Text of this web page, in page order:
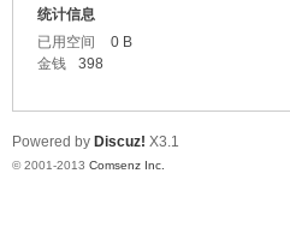
统计信息
已用空间
0 B
金钱
398
Powered by Discuz! X3.1
© 2001-2013 Comsenz Inc.